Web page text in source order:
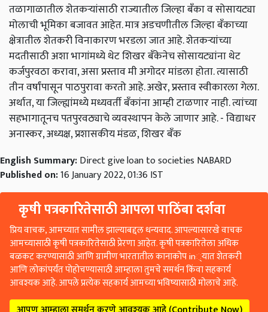
तळागाळातील शेतकऱ्यांसाठी राज्यातील जिल्हा बॅंका व सोसायट्या
मोलाची भूमिका बजावत आहेत. मात्र अडचणीतील जिल्हा बॅंकाच्या
क्षेत्रातील शेतकरी विनाकारण भरडला जात आहे. शेतकऱ्यांच्या
मदतीसाठी अशा भागांमध्ये थेट शिखर बॅंकेनेच सोसायट्यांना थेट
कर्जपुरवठा करावा, असा प्रस्ताव मी अगोदर मांडला होता. त्यासाठी
तीन वर्षांपासून पाठपुरावा करतो आहे. अखेर, प्रस्ताव स्वीकारला गेला.
अर्थात, या जिल्ह्यांमध्ये मध्यवर्ती बॅंकांना आम्ही टाळणार नाही. त्यांच्या
सहभागातूनच पतपुरवठ्याचे व्यवस्थापन केले जाणार आहे. - विद्याधर
अनास्कर, अध्यक्ष, प्रशासकीय मंडळ, शिखर बॅंक
English Summary:Direct give loan to societies NABARD
Published on:16 January 2022, 01:36 IST
कृषी पत्रकारितेसाठी आपला पाठिंबा दर्शवा
प्रिय वाचक, आमच्यात सामील झाल्याबद्दल धन्यवाद. आपल्यासारखे वाचक
आमच्यासाठी कृषी पत्रकारितेसाठी प्रेरणा आहेत. कृषी पत्रकारितेला अधिक
बळकट करण्यासाठी आणि ग्रामीण भारतातील कानाकोप in्यात शेतकरी
आणि लोकांपर्यंत पोहोचण्यासाठी आम्हाला तुमचे समर्थन किंवा सहकार्य
आवश्यक आहे. आपले प्रत्येक सहकार्य आमच्या भविष्यासाठी मोलाचे आहे.